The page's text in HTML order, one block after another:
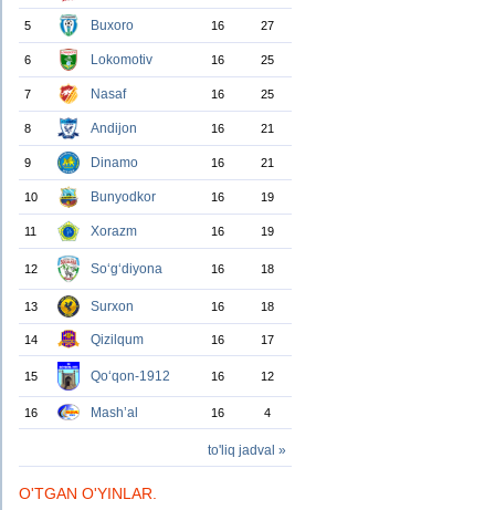
5 Buxoro 16 27
6 Lokomotiv 16 25
7 Nasaf 16 25
8 Andijon 16 21
9 Dinamo 16 21
10 Bunyodkor 16 19
11 Xorazm 16 19
12 So‘g‘diyona 16 18
13 Surxon 16 18
14 Qizilqum 16 17
15 Qo‘qon-1912 16 12
16 Mash’al 16 4
to'liq jadval »
O'TGAN O'YINLAR.